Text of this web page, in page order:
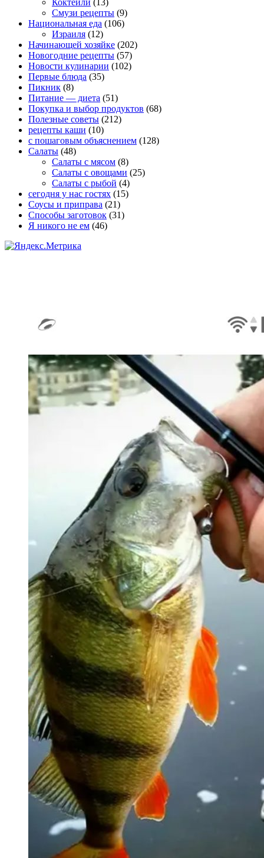
Коктейли (13)
Смузи рецепты (9)
Национальная еда (106)
Израиля (12)
Начинающей хозяйке (202)
Новогодние рецепты (57)
Новости кулинарии (102)
Первые блюда (35)
Пикник (8)
Питание — диета (51)
Покупка и выбор продуктов (68)
Полезные советы (212)
рецепты каши (10)
с пошаговым объяснением (128)
Салаты (48)
Салаты с мясом (8)
Салаты с овощами (25)
Салаты с рыбой (4)
сегодня у нас гостях (15)
Соусы и приправа (21)
Способы заготовок (31)
Я никого не ем (46)